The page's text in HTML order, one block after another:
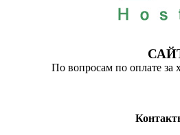
По вопросам по оплате за